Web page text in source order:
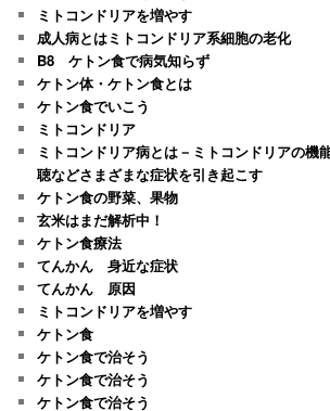
ミトコンドリアを増やす
成人病とはミトコンドリア系細胞の老化
B8 ケトン食で病気知らず
ケトン体・ケトン食とは
ケトン食でいこう
ミトコンドリア
ミトコンドリア病とは－ミトコンドリアの機
聴などさまざまな症状を引き起こす
ケトン食の野菜、果物
玄米はまだ解析中！
ケトン食療法
てんかん 身近な症状
てんかん 原因
ミトコンドリアを増やす
ケトン食
ケトン食で治そう
ケトン食で治そう
ケトン食で治そう